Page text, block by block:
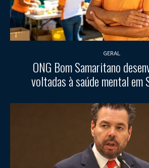
GERAL
ONG Bom Samaritano
voltadas à saúde mental em